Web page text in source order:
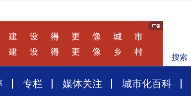
搜索
专栏 媒体关注 城市化百科